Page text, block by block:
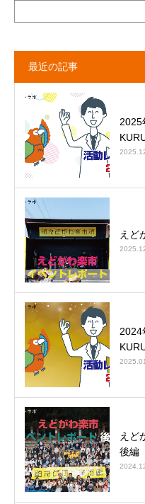
最近の記事
2025
えど
2024
えど
後編